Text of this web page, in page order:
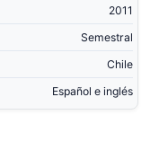
2011
Semestral
Chile
Español e inglés